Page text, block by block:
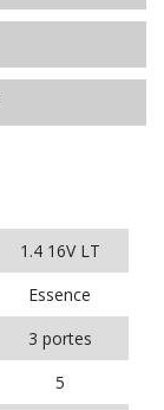
1.4 16V LT
Essence
3 portes
5